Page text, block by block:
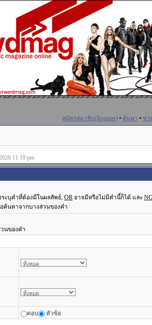
สมัครสมาชิก(Register) • ค้นหา • ช่ว
11:19 pm
ระบุคำที่ต้องมีในผลลัพธ์, OR อาจมีหรือไม่มีคำนี้ก็ได้ และ
ค้นหาจากบางส่วนของคำ
นของคำ
ตอบ หัวข้อ